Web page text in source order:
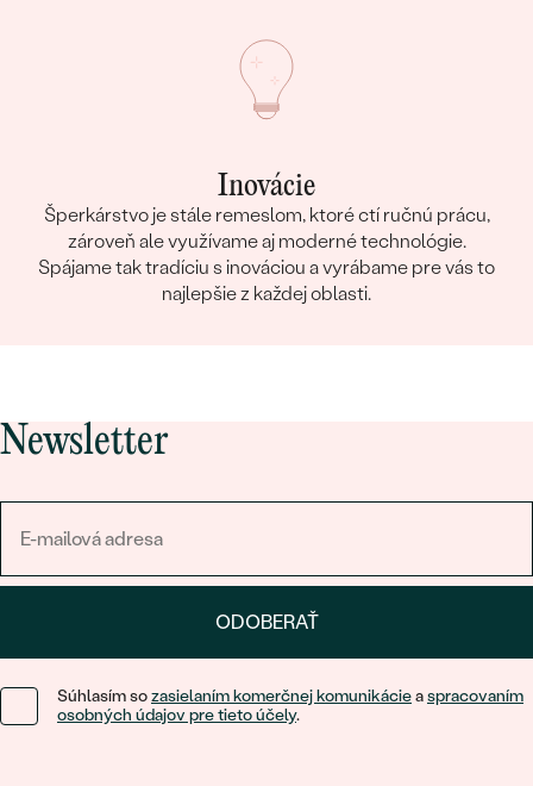
Inovácie
Šperkárstvo je stále remeslom, ktoré ctí ručnú prácu,
zároveň ale využívame aj moderné technológie.
Spájame tak tradíciu s inováciou a vyrábame pre vás to
najlepšie z každej oblasti.
Newsletter
ODOBERAŤ
Súhlasím sozasielaním komerčnej komunikácieaspracovaním
osobných údajov pre tieto účely.